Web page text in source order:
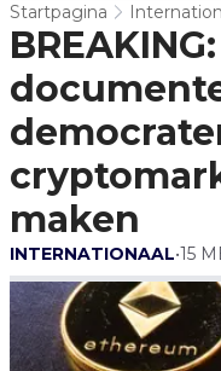
Startpagina
maken
INTERNATIONAAL•15